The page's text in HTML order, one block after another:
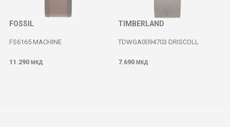
FOSSIL
FS6165 MACHINE
11.290 МКД
TIMBERLAND
TDWGA0094703 DRISCOLL
7.690 МКД